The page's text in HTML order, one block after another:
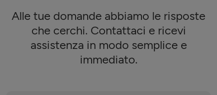
Alle tue domande abbiamo le risposte
che cerchi. Contattaci e ricevi
assistenza in modo semplice e
immediato.